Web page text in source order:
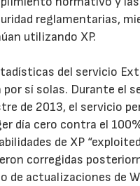
reglamentarias,
utilizando XP.
del servicio
por sí solas. Durante el
de 2013, el servicio
día cero contra el
de XP
corregidas
de actualizaciones de